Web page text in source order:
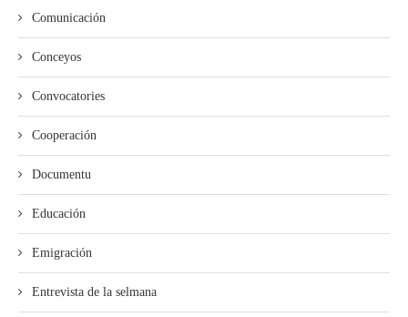
Comunicación
Conceyos
Convocatories
Cooperación
Documentu
Educación
Emigración
Entrevista de la selmana